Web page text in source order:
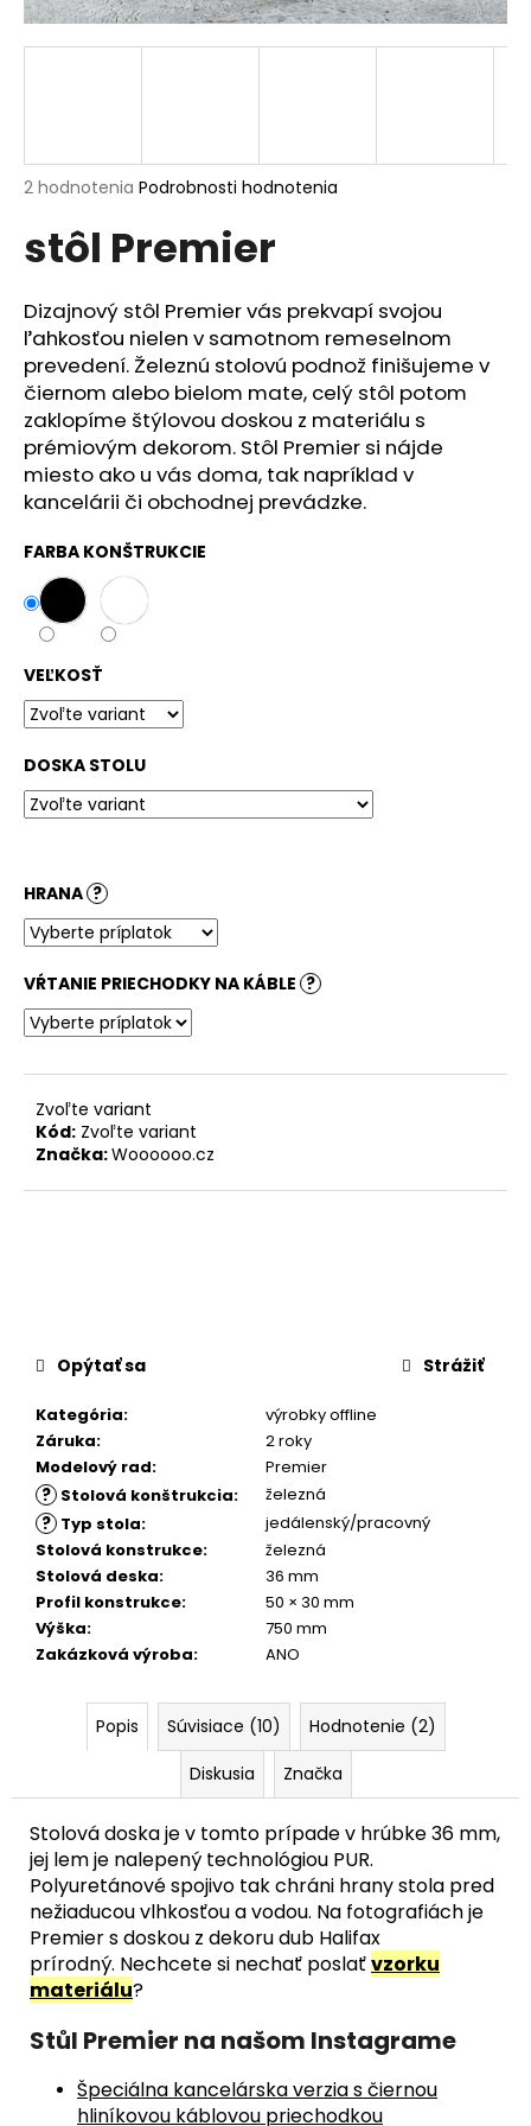
Priemerné
produktu
je
z
5
hviezdičiek.
2 hodnotenia Podrobnosti hodnotenia
stôl Premier
Dizajnový stôl Premier vás prekvapí svojou
ľahkosťou nielen v samotnom remeselnom
prevedení. Železnú stolovú podnož finišujeme v
čiernom alebo bielom mate, celý stôl potom
zaklopíme štýlovou doskou z materiálu s
prémiovým dekorom. Stôl Premier si nájde
miesto ako u vás doma, tak napríklad v
kancelárii či obchodnej prevádzke.
FARBA KONŠTRUKCIE
VEĽKOSŤ
DOSKA STOLU
HRANA ?
VŔTANIE PRIECHODKY NA KÁBLE ?
Zvoľte variant
Kód: Zvoľte variant
Značka:Woooooo.cz
Kategória:
výrobky offline
Záruka:
2 roky
Modelový rad: Premier
? Stolová konštrukcia: železná
? Typ stola:
jedálenský/pracovný
Stolová konstrukce:
železná
Stolová deska:
36 mm
Profil konstrukce:
50 × 30 mm
Výška:
750 mm
Zakázková výroba: ANO
Opýtať sa Strážiť
Popis Súvisiace (10)
Hodnotenie (2)
Diskusia
Značka
Stolová doska je v tomto prípade v hrúbke 36 mm,
jej lem je nalepený technológiou PUR.
Polyuretánové spojivo tak chráni hrany stola pred
nežiaducou vlhkosťou a vodou. Na fotografiách je
Premier s doskou z dekoru dub Halifax
prírodný. Nechcete si nechať poslaťvzorku
materiálu?
Stůl Premier na našom Instagrame
Špeciálna kancelárska verzia s čiernou
hliníkovou káblovou priechodkou
á
j
?
O
d
p
o
r
ú
a
m
e
STOLOVÁ
DOSKA
KRUHOVÁ
DIVOKÝ
PRÍRODNÝ
160,40